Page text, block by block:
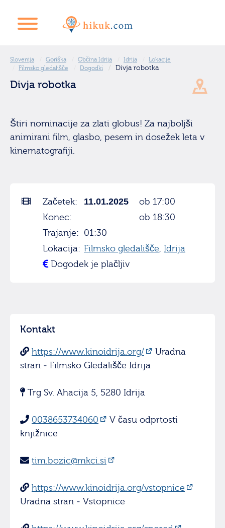
Slovenija Goriška Občina Idrija Idrija
Lokacije
Filmsko gledališče
Dogodki Divja robotka
Divja robotka
Štiri nominacije za zlati globus! Za najboljši
animirani film, glasbo, pesem in dosežek leta v
kinematografiji.
Začetek: 11.01.2025
ob 17:00
Konec:
ob 18:30
Trajanje: 01:30
Lokacija: Filmsko gledališče, Idrija
Dogodek je plačljiv
Kontakt
https://www.kinoidrija.org/
Uradna
stran - Filmsko Gledališče Idrija
Trg Sv. Ahacija 5, 5280 Idrija
0038653734060
V času odprtosti
knjižnice
tim.bozic@mkci.si
https://www.kinoidrija.org/vstopnice
Uradna stran - Vstopnice